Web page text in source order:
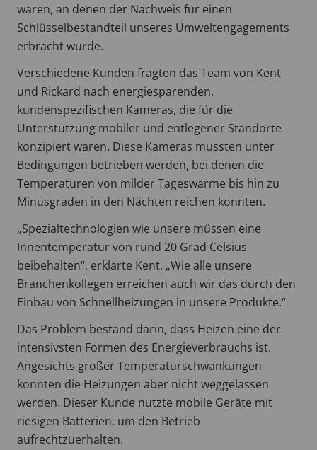
waren, an denen der Nachweis für einen
Schlüsselbestandteil unseres Umweltengagements
erbracht wurde.
Verschiedene Kunden fragten das Team von Kent
und Rickard nach energiesparenden,
kundenspezifischen Kameras, die für die
Unterstützung mobiler und entlegener Standorte
konzipiert waren. Diese Kameras mussten unter
Bedingungen betrieben werden, bei denen die
Temperaturen von milder Tageswärme bis hin zu
Minusgraden in den Nächten reichen konnten.
„Spezialtechnologien wie unsere müssen eine
Innentemperatur von rund 20 Grad Celsius
beibehalten“, erklärte Kent. „Wie alle unsere
Branchenkollegen erreichen auch wir das durch den
Einbau von Schnellheizungen in unsere Produkte.“
Das Problem bestand darin, dass Heizen eine der
intensivsten Formen des Energieverbrauchs ist.
Angesichts großer Temperaturschwankungen
konnten die Heizungen aber nicht weggelassen
werden. Dieser Kunde nutzte mobile Geräte mit
riesigen Batterien, um den Betrieb
aufrechtzuerhalten.